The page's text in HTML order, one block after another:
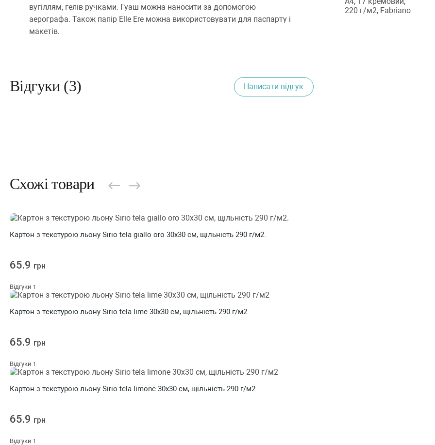
вугіллям, гелів ручками. Гуаш можна наносити за допомогою
аерографа. Також папір Elle Ere можна використовувати для паспарту і
макетів.
Відгуки (3) Написати відгук
Схожі товари
Картон з текстурою льону Sirio tela giallo oro 30х30 см, щільність 290 г/м2.
65.9 грн
Відгуки 1
Картон з текстурою льону Sirio tela lime 30х30 см, щільність 290 г/м2
65.9 грн
Відгуки 1
Картон з текстурою льону Sirio tela limone 30х30 см, щільність 290 г/м2
65.9 грн
Відгуки 1